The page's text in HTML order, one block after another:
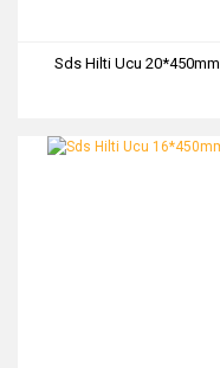
Sds Hilti Ucu 20*450mm